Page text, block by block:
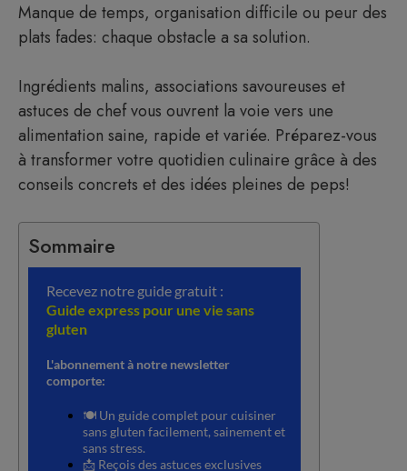
Manque de temps, organisation difficile ou peur des
plats fades: chaque obstacle a sa solution.
Ingrédients malins, associations savoureuses et
astuces de chef vous ouvrent la voie vers une
alimentation saine, rapide et variée. Préparez-vous
à transformer votre quotidien culinaire grâce à des
conseils concrets et des idées pleines de peps!
Sommaire